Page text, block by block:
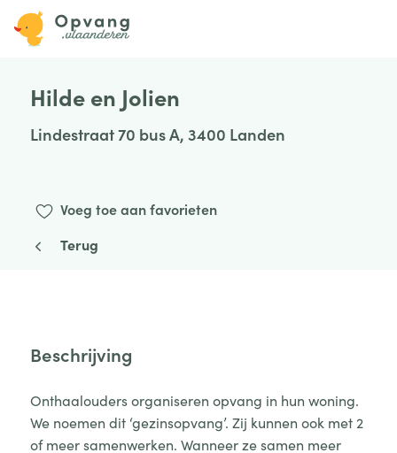
Hilde en Jolien
Lindestraat 70 bus A, 3400 Landen
Voeg toe aan favorieten
Terug
Beschrijving
Onthaalouders organiseren opvang in hun woning.
We noemen dit ‘gezinsopvang’. Zij kunnen ook met 2
of meer samenwerken. Wanneer ze samen meer